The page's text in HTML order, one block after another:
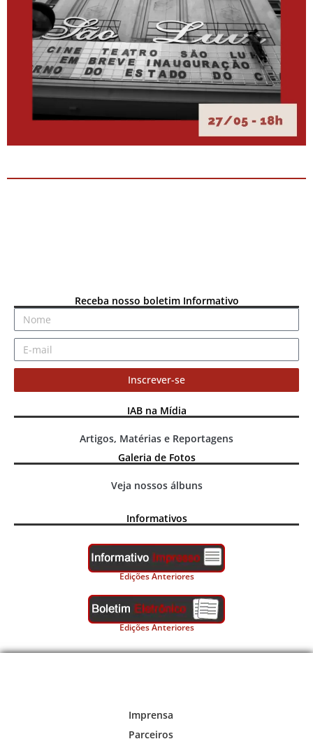
Receba nosso boletim Informativo
Inscrever-se
IAB na Mídia
Artigos, Matérias e Reportagens
Galeria de Fotos
Veja nossos álbuns
Informativos
Edições Anteriores
Edições Anteriores
Imprensa
Parceiros